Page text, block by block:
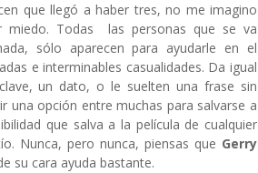
que llegó a haber tres, no me imagino
Todas las personas que se va
sólo aparecen para ayudarle en el
e interminables casualidades. Da igual
un dato, o le suelten una frase sin
una opción entre muchas para salvarse a
que salva a la película de cualquier
Nunca, pero nunca, piensas que Gerry
su cara ayuda bastante.